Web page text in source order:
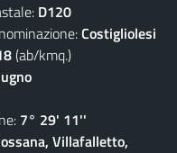
D120
Costigliolesi
(ab/kmq.)
7° 29' 11''
Villafalletto,